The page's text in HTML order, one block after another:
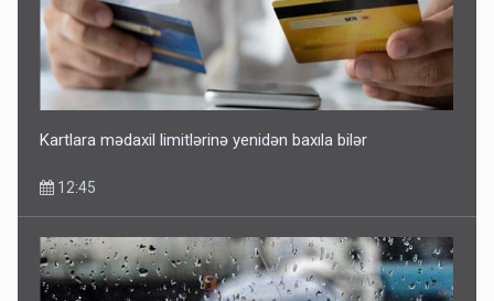
Kartlara mədaxil limitlərinə yenidən baxıla bilər
12:45